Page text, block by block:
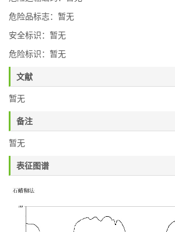
危险品标志：暂无
安全标识：暂无
危险标识：暂无
文献
暂无
备注
暂无
表征图谱